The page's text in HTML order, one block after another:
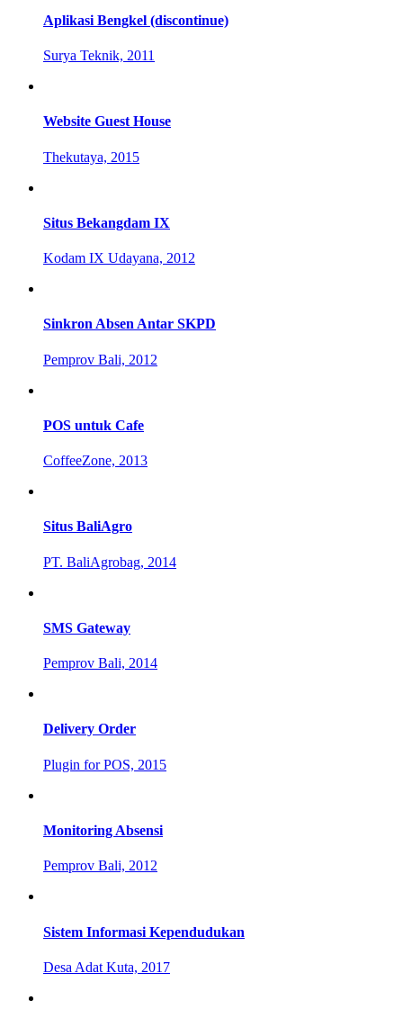
Aplikasi Bengkel (discontinue)
Surya Teknik, 2011
Website Guest House
Thekutaya, 2015
Situs Bekangdam IX
Kodam IX Udayana, 2012
Sinkron Absen Antar SKPD
Pemprov Bali, 2012
POS untuk Cafe
CoffeeZone, 2013
Situs BaliAgro
PT. BaliAgrobag, 2014
SMS Gateway
Pemprov Bali, 2014
Delivery Order
Plugin for POS, 2015
Monitoring Absensi
Pemprov Bali, 2012
Sistem Informasi Kependudukan
Desa Adat Kuta, 2017